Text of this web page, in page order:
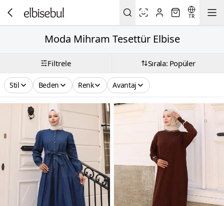
TR
Moda Mihram Tesettür Elbise
Filtrele Sırala: Popüler
Stil Beden Renk Avantaj